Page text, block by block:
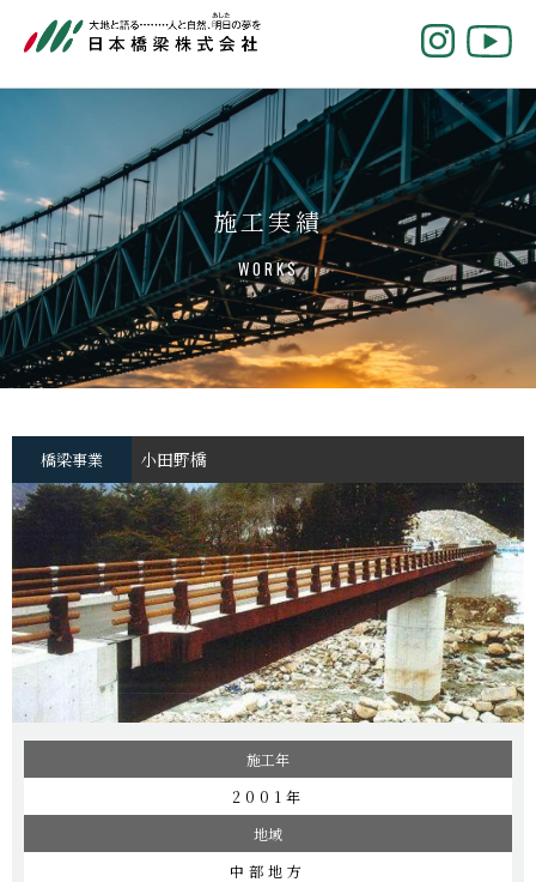
施工実績
WORKS
橋梁事業 小田野橋
施工年
2001年
地域
中部地方